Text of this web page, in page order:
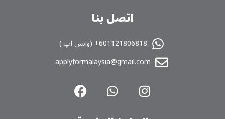
اتصل بنا
601121806818+ (واتس اپ )
applyformalaysia@gmail.com